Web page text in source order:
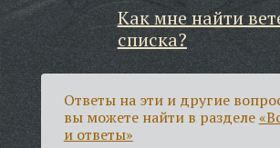
Как мне найти
списка?
Ответы на эти и другие
вы можете найти в разделе
и ответы»